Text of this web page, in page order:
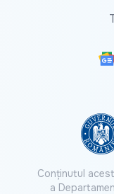
Conținutul
a